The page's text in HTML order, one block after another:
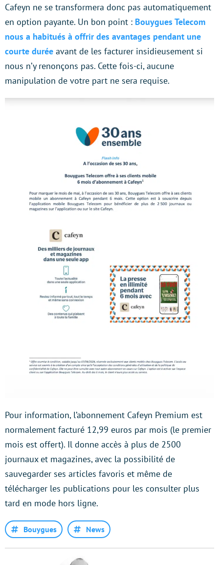
Cafeyn ne se transformera donc pas automatiquement
en option payante. Un bon point : Bouygues Telecom
nous a habitués à offrir des avantages pendant une
courte durée avant de les facturer insidieusement si
nous n’y renonçons pas. Cette fois-ci, aucune
manipulation de votre part ne sera requise.
Pour information, l’abonnement Cafeyn Premium est
normalement facturé 12,99 euros par mois (le premier
mois est offert). Il donne accès à plus de 2500
journaux et magazines, avec la possibilité de
sauvegarder ses articles favoris et même de
télécharger les publications pour les consulter plus
tard en mode hors ligne.
Bouygues News